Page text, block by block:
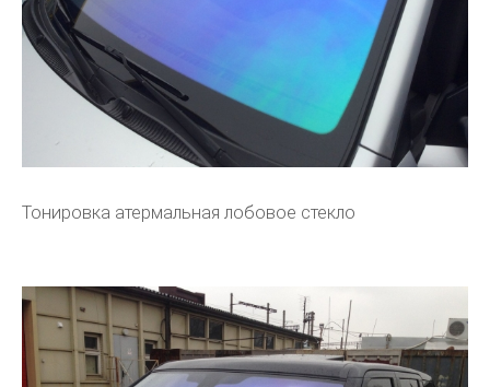
Тонировка атермальная лобовое стекло